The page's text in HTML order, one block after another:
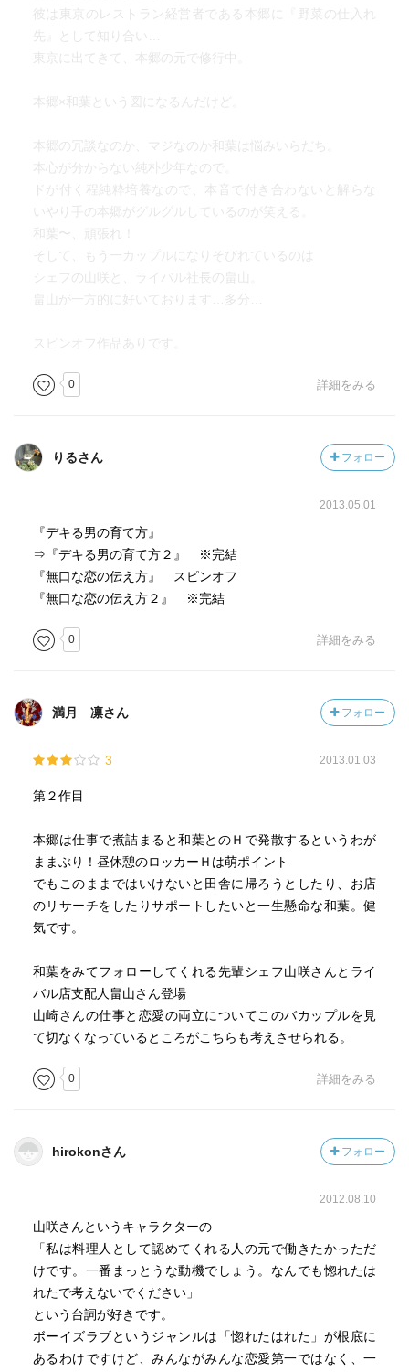
彼は東京のレストラン経営者である本郷に『野菜の仕入れ
先』として知り合い…
東京に出てきて、本郷の元で修行中。
本郷×和葉という図になるんだけど。
本郷の冗談なのか、マジなのか和葉は悩みいらだち。
本心が分からない純朴少年なので。
ドが付く程純粋培養なので、本音で付き合わないと解らな
いやり手の本郷がグルグルしているのが笑える。
和葉〜、頑張れ！
そして、もう一カップルになりそびれているのは
シェフの山咲と、ライバル社長の畠山。
畠山が一方的に好いております…多分…
スピンオフ作品ありです。
0 詳細をみる
りるさん フォロー
2013.05.01
『デキる男の育て方』
⇒『デキる男の育て方２』 ※完結
『無口な恋の伝え方』 スピンオフ
『無口な恋の伝え方２』 ※完結
0 詳細をみる
満月 凛さん フォロー
3 2013.01.03
第２作目
本郷は仕事で煮詰まると和葉とのＨで発散するというわが
ままぶり！昼休憩のロッカーＨは萌ポイント
でもこのままではいけないと田舎に帰ろうとしたり、お店
のリサーチをしたりサポートしたいと一生懸命な和葉。健
気です。
和葉をみてフォローしてくれる先輩シェフ山咲さんとライ
バル店支配人畠山さん登場
山崎さんの仕事と恋愛の両立についてこのバカップルを見
て切なくなっているところがこちらも考えさせられる。
0 詳細をみる
hirokonさん フォロー
2012.08.10
山咲さんというキャラクターの
「私は料理人として認めてくれる人の元で働きたかっただ
けです。一番まっとうな動機でしょう。なんでも惚れたは
れたで考えないでください」
という台詞が好きです。
ボーイズラブというジャンルは「惚れたはれた」が根底に
あるわけですけど、みんながみんな恋愛第一ではなく、一